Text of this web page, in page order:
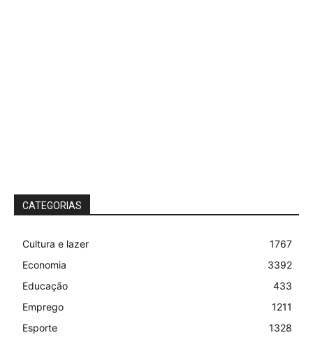
CATEGORIAS
Cultura e lazer
1767
Economia
3392
Educação
433
Emprego
1211
Esporte
1328